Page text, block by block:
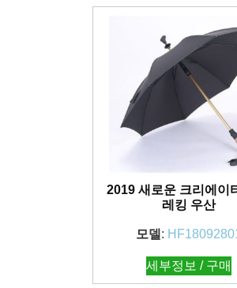
2019 새로운 크리에이
레킹 우산
모델 :
세부정보 / 구매